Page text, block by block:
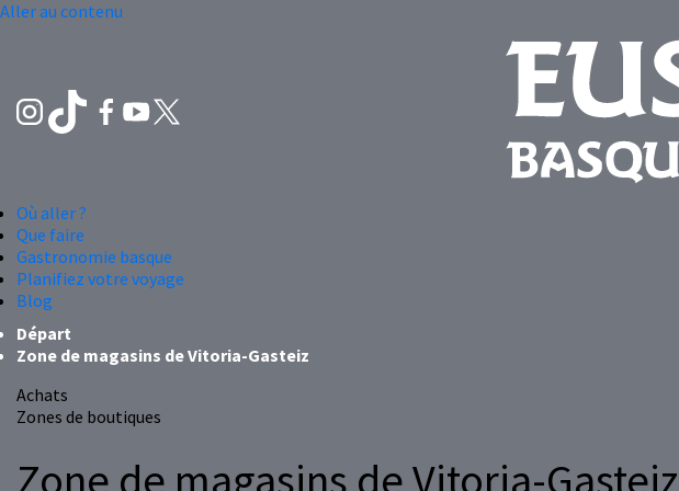
Aller au contenu
Où aller ?
Que faire
Gastronomie basque
Planifiez votre voyage
Blog
Départ
Zone de magasins de Vitoria-Gasteiz
Achats
Zones de boutiques